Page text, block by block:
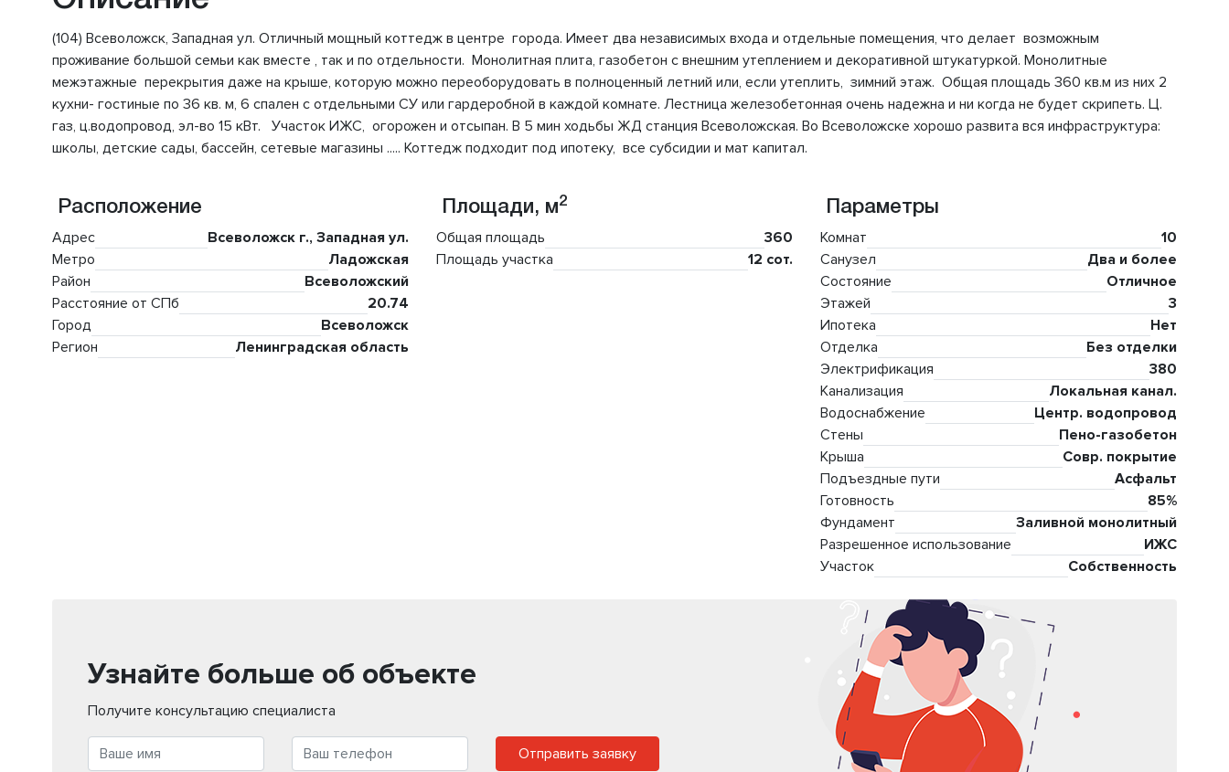
(104) Всеволожск, Западная ул. Отличный мощный коттедж в центре города. Имеет два независимых входа и отдельные помещения, что делает возможным
проживание большой семьи как вместе , так и по отдельности. Монолитная плита, газобетон с внешним утеплением и декоративной штукатуркой. Монолитные
межэтажные перекрытия даже на крыше, которую можно переоборудовать в полноценный летний или, если утеплить, зимний этаж. Общая площадь 360 кв.м из них 2
кухни- гостиные по 36 кв. м, 6 спален с отдельными СУ или гардеробной в каждой комнате. Лестница железобетонная очень надежна и ни когда не будет скрипеть. Ц.
газ, ц.водопровод, эл-во 15 кВт. Участок ИЖС, огорожен и отсыпан. В 5 мин ходьбы ЖД станция Всеволожская. Во Всеволожске хорошо развита вся инфраструктура:
школы, детские сады, бассейн, сетевые магазины ..... Коттедж подходит под ипотеку, все субсидии и мат капитал.
Расположение
Адрес
Всеволожск г., Западная ул.
Метро
Ладожская
Район
Всеволожский
Расстояние от СПб
20.74
Город
Всеволожск
Регион
Ленинградская область
Площади, м2
Общая площадь
360
Площадь участка
12 сот.
Параметры
Комнат
10
Санузел
Два и более
Состояние
Отличное
Этажей
3
Ипотека
Нет
Отделка
Без отделки
Электрификация
380
Канализация
Локальная канал.
Водоснабжение
Центр. водопровод
Стены
Пено-газобетон
Крыша
Совр. покрытие
Подъездные пути
Асфальт
Готовность
85%
Фундамент
Заливной монолитный
Разрешенное использование
ИЖС
Участок
Собственность
Узнайте больше об объекте
Получите консультацию специалиста
Отправить заявку